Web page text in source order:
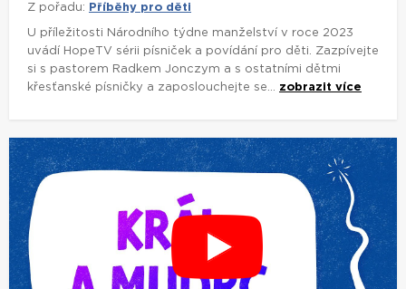
Z pořadu: Příběhy pro děti
U příležitosti Národního týdne manželství v roce 2023
uvádí HopeTV sérii písniček a povídání pro děti. Zazpívejte
si s pastorem Radkem Jonczym a s ostatními dětmi
křesťanské písničky a zaposlouchejte se... zobrazit více